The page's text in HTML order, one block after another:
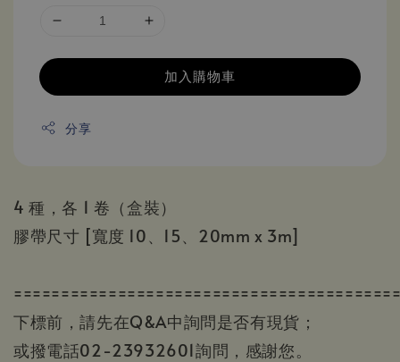
加入購物車
分享
4 種，各 1 卷（盒裝）
膠帶尺寸 [寬度 10、15、20mm x 3m]
下標前，請先在Q&A中詢問是否有現貨；
或撥電話02-23932601詢問，感謝您。